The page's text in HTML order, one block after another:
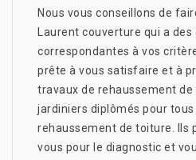
Nous vous conseillons de
Laurent couverture qui a
correspondantes à vos
prête à vous satisfaire et à
travaux de rehaussement de
jardiniers diplômés pour
rehaussement de toiture. Ils
vous pour le diagnostic et